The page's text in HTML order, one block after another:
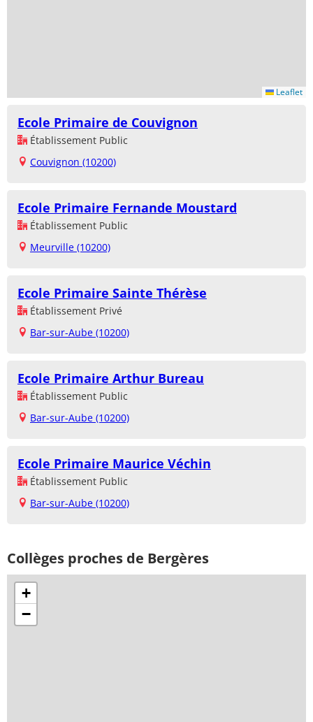
Leaflet
Ecole Primaire de Couvignon
Établissement Public
Couvignon (10200)
Ecole Primaire Fernande Moustard
Établissement Public
Meurville (10200)
Ecole Primaire Sainte Thérèse
Établissement Privé
Bar-sur-Aube (10200)
Ecole Primaire Arthur Bureau
Établissement Public
Bar-sur-Aube (10200)
Ecole Primaire Maurice Véchin
Établissement Public
Bar-sur-Aube (10200)
Collèges proches de Bergères
+
−